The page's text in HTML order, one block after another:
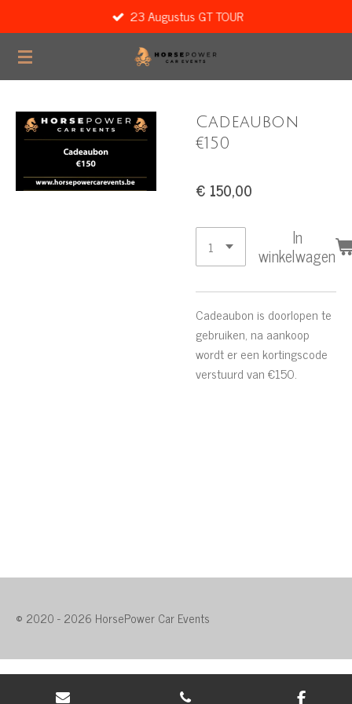
direct
naar
23 Augustus GT TOUR
Cadeaubon
€150
€ 150,00
In
winkelwagen
Cadeaubon is doorlopen te
gebruiken, na aankoop
wordt er een kortingscode
verstuurd van €150.
© 2020 - 2026 HorsePower Car Events